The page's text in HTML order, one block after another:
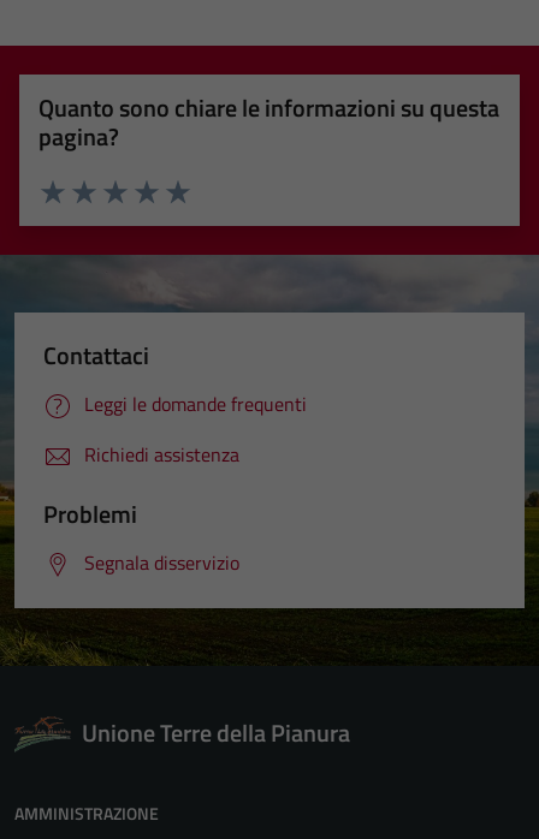
Quanto sono chiare le informazioni su questa
pagina?
Valuta 5 stelle su 5
Valuta 4 stelle su 5
Valuta 3 stelle su 5
Valuta 2 stelle su 5
Valuta 1 stelle su 5
Contattaci
Leggi le domande frequenti
Richiedi assistenza
Problemi
Segnala disservizio
Unione Terre della Pianura
AMMINISTRAZIONE